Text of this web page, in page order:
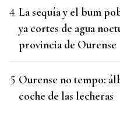
La sequía y el bum
ya cortes de agua
provincia de Ourense
Ourense no tempo:
coche de las lecheras